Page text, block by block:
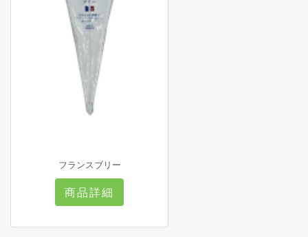
フランスブリー
商品詳細